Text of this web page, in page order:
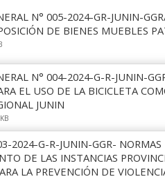
N° 005-2024-GR-JUNIN-
DE BIENES MUEBLES
N° 004-2024-G-R-JUNIN-
EL USO DE LA BICICLETA
JUNIN
2024-G-R-JUNIN-GGR-
DE LAS INSTANCIAS
LA PREVENCIÓN DE